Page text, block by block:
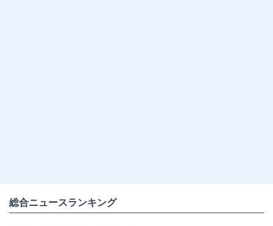
総合ニュースランキング